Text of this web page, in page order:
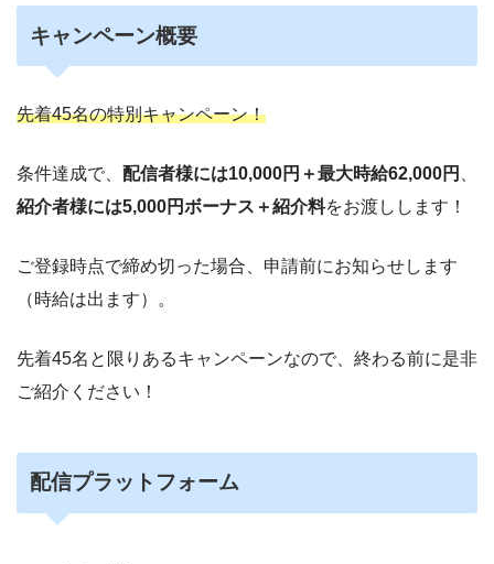
キャンペーン概要
先着45名の特別キャンペーン！
条件達成で、 配信者様には10,000円＋最大時給62,000円
紹介者様には5,000円ボーナス＋紹介料をお渡しします！
ご登録時点で締め切った場合、申請前にお知らせします
（時給は出ます）。
先着45名と限りあるキャンペーンなので、終わる前に是非
ご紹介ください！
配信プラットフォーム